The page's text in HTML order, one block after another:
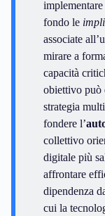
fondo le
associate
mirare a
capacità
obiettivo può
strategia
fondere l’
collettivo
digitale più
affrontare
dipendenza
cui la